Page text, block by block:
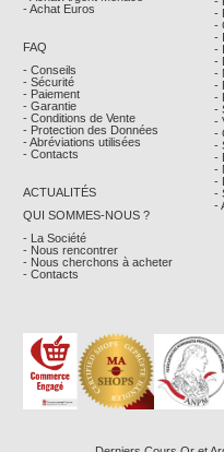
- Achat Euros
FAQ
- Conseils
- Sécurité
- Paiement
- Garantie
- Conditions de Vente
- Protection des Données
- Abréviations utilisées
- Contacts
ACTUALITÉS
QUI SOMMES-NOUS ?
- La Société
- Nous rencontrer
- Nous cherchons à acheter
- Contacts
-
-
-
-
-
-
-
-
-
-
-
-
-
-
-
-
-